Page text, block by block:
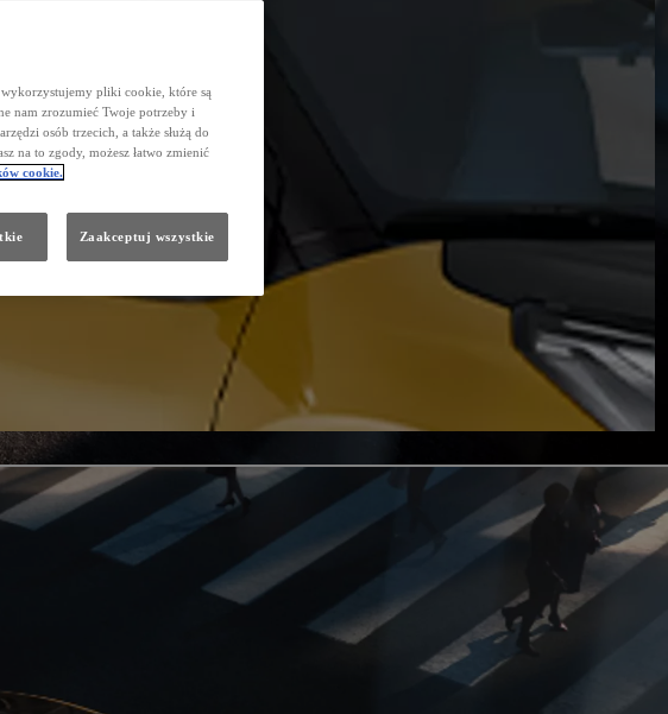
wykorzystujemy pliki cookie, które są
nam zrozumieć Twoje potrzeby i
osób trzecich, a także służą do
na to zgody, możesz łatwo zmienić
cookie.
Zaakceptuj wszystkie